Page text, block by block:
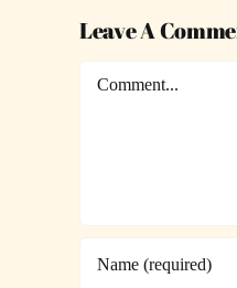
Leave A
Comment